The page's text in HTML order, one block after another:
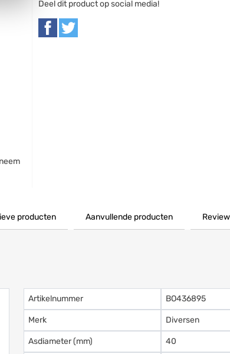
Deel dit product op social media!
producten Aanvullende producten
Artikelnummer BO436895
Merk Diversen
Asdiameter (mm) 40